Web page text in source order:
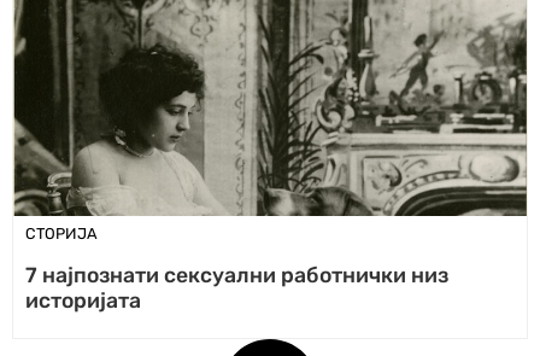
СТОРИЈА
7 најпознати сексуални работнички низ
историјата